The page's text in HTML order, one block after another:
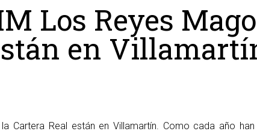
Los Reyes
en
Cartera Real están en Villamartín. Como cada año